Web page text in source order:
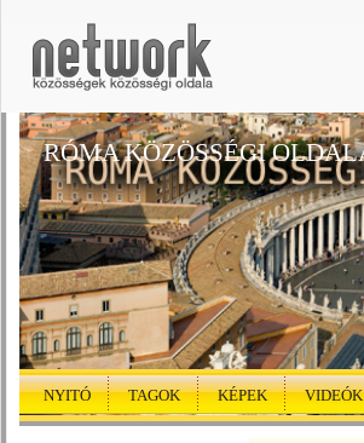
RÓMA KÖZÖSSÉGI
NYITÓ TAGOK KÉPEK VIDEÓK